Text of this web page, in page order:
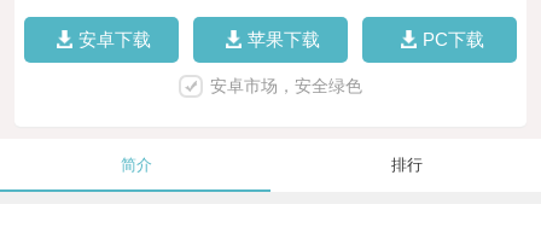
安卓下载 苹果下载 PC下载
安卓市场，安全绿色
简介 排行